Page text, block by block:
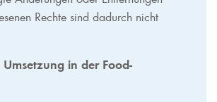
Rechte sind dadurch nicht
Umsetzung in der Food-